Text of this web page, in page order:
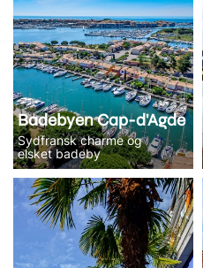
Badebyen Cap-d'Agde
Sydfransk charme og
elsket badeby